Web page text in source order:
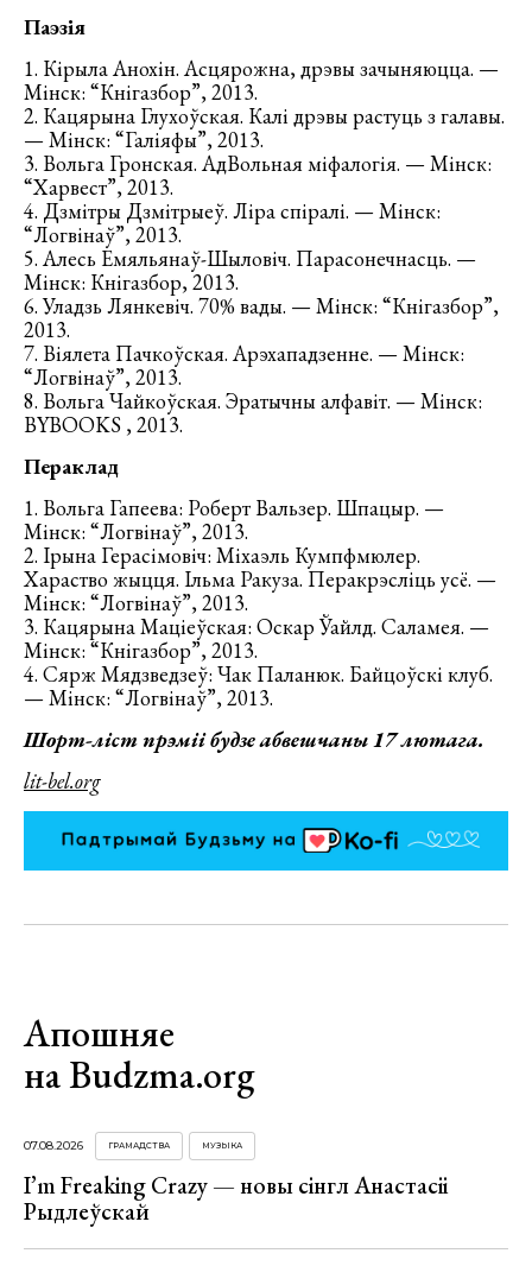
Паэзія
1. Кірыла Анохін. Асцярожна, дрэвы зачыняюцца. —
Мінск: “Кнігазбор”, 2013.
2. Кацярына Глухоўская. Калі дрэвы растуць з галавы.
— Мінск: “Галіяфы”, 2013.
3. Вольга Гронская. АдВольная міфалогія. — Мінск:
“Харвест”, 2013.
4. Дзмітры Дзмітрыеў. Ліра спіралі. — Мінск:
“Логвінаў”, 2013.
5. Алесь Емяльянаў-Шыловіч. Парасонечнасць. —
Мінск: Кнігазбор, 2013.
6. Уладзь Лянкевіч. 70% вады. — Мінск: “Кнігазбор”,
2013.
7. Віялета Пачкоўская. Арэхападзенне. — Мінск:
“Логвінаў”, 2013.
8. Вольга Чайкоўская. Эратычны алфавіт. — Мінск:
BYBOOKS , 2013.
Пераклад
1. Вольга Гапеева: Роберт Вальзер. Шпацыр. —
Мінск: “Логвінаў”, 2013.
2. Ірына Герасімовіч: Міхаэль Кумпфмюлер.
Хараство жыцця. Ільма Ракуза. Перакрэсліць усё. —
Мінск: “Логвінаў”, 2013.
3. Кацярына Маціеўская: Оскар Ўайлд. Саламея. —
Мінск: “Кнігазбор”, 2013.
4. Сярж Мядзведзеў: Чак Паланюк. Байцоўскі клуб.
— Мінск: “Логвінаў”, 2013.
Шорт-ліст прэміі будзе абвешчаны 17 лютага.
lit-bel.org
Апошняе
на Budzma.org
07.08.2026 ГРАМАДСТВА МУЗЫКА
I’m Freaking Crazy — новы сінгл Анастасіі
Рыдлеўскай